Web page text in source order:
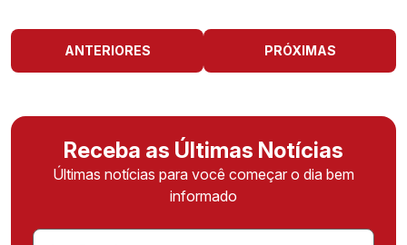
ANTERIORES PRÓXIMAS
Receba as Últimas Notícias
Últimas notícias para você começar o dia bem
informado